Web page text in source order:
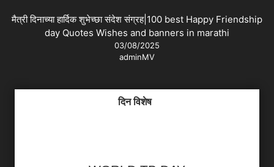
मैत्री दिनाच्या हार्दिक शुभेच्छा संदेश संग्रह|100 best Happy Friendship
day Quotes Wishes and banners in marathi
03/08/2025
adminMV
दिन विशेष